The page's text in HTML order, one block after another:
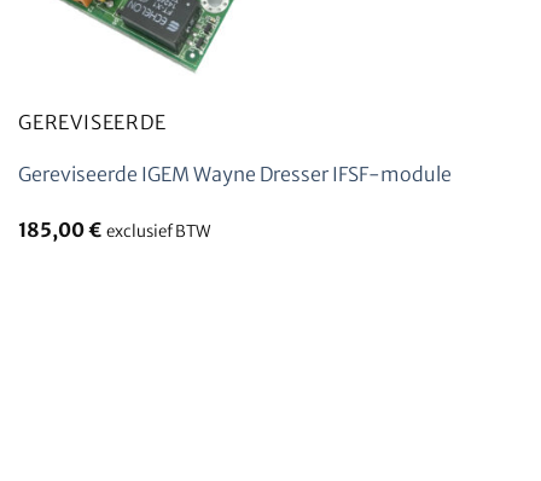
GEREVISEERDE
Gereviseerde IGEM Wayne Dresser IFSF-module
185,00€ exclusief BTW